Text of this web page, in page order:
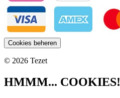
Cookies beheren
© 2026 Tezet
HMMM... COOKIES!